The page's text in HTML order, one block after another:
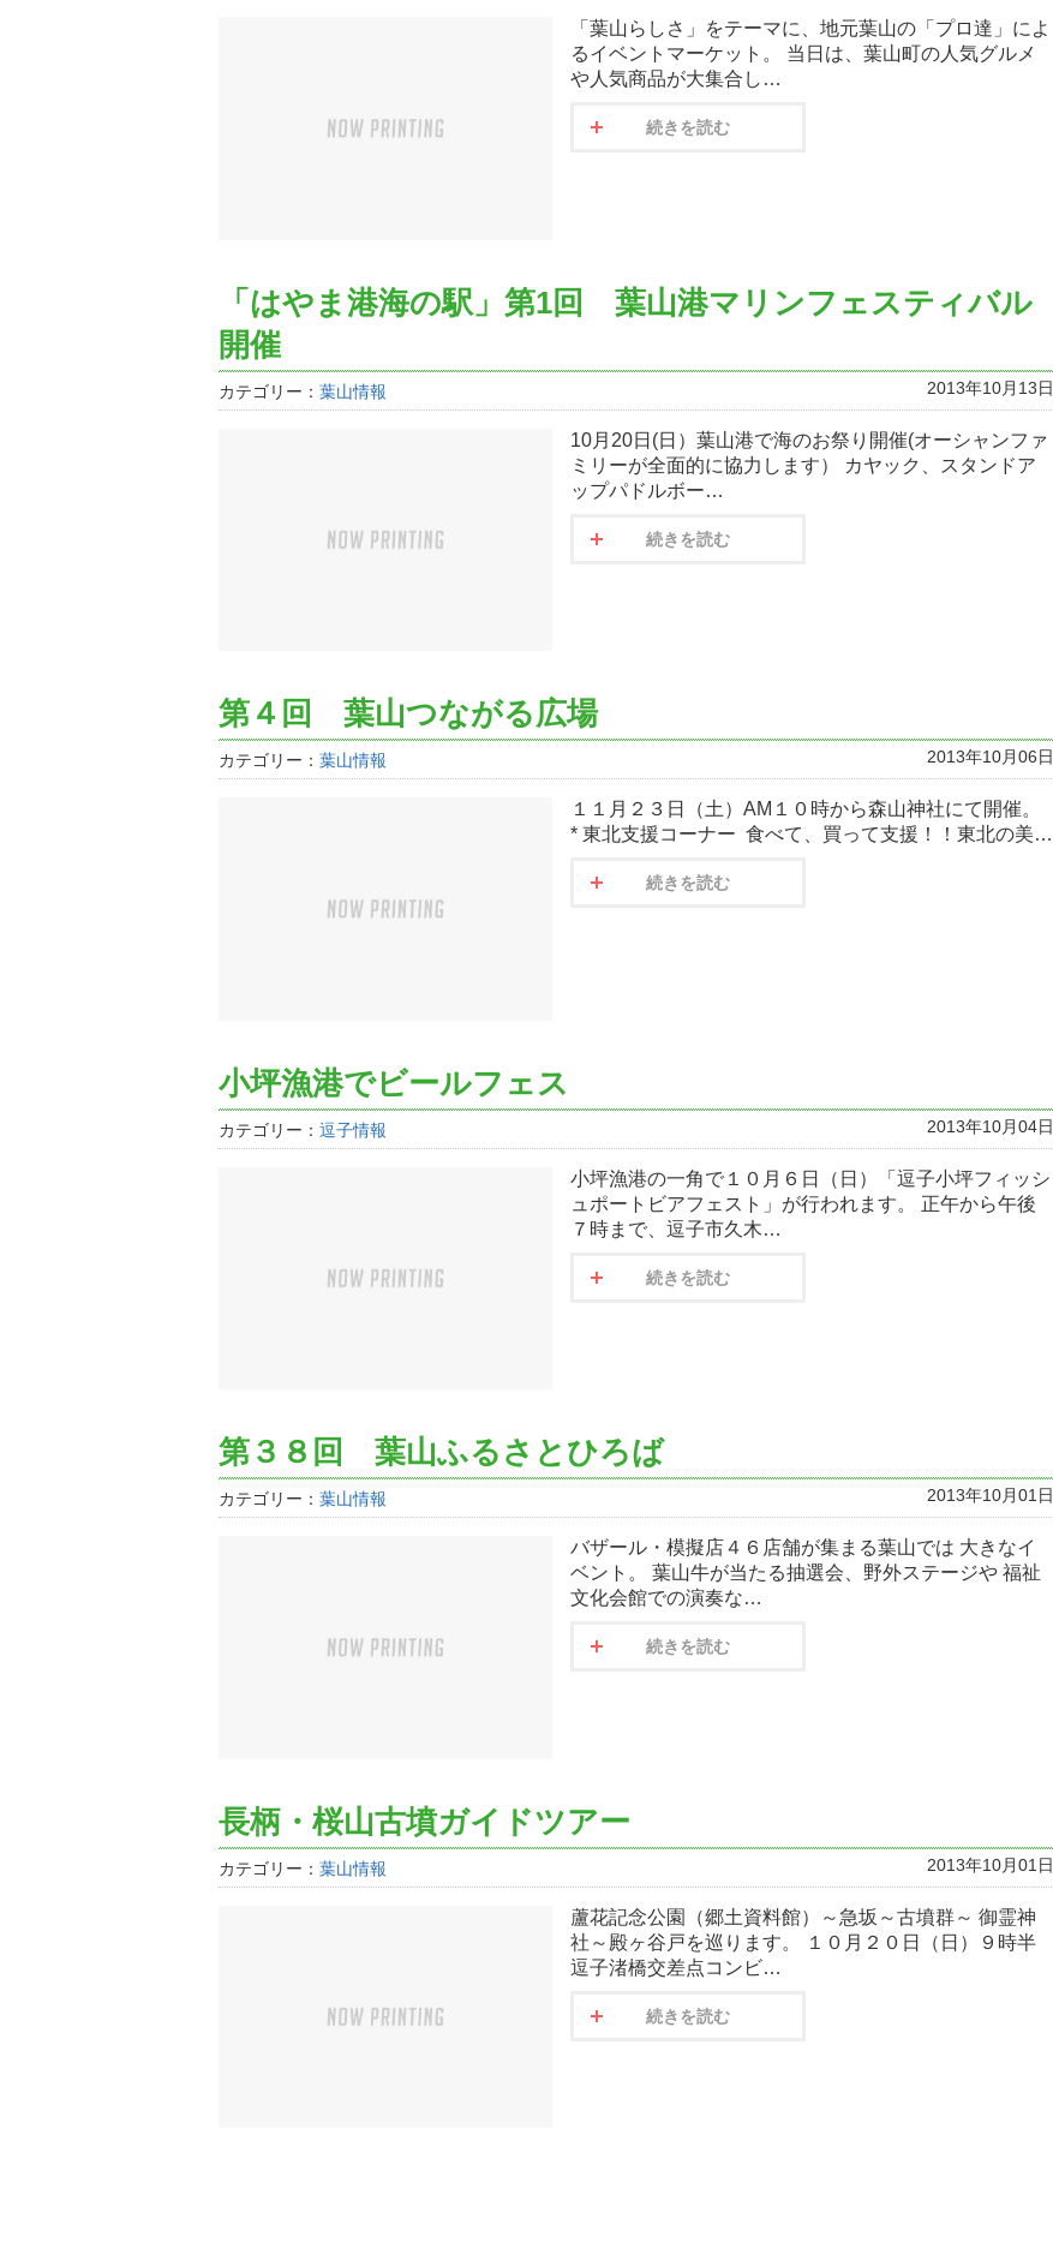
「葉山らしさ」をテーマに、地元葉山の「プロ達」によ
るイベントマーケット。 当日は、葉山町の人気グルメ
や人気商品が大集合し…
続きを読む
「はやま港海の駅」第1回 葉山港マリンフェスティバル
開催
カテゴリー： 葉山情報 2013年10月13日
10月20日(日）葉山港で海のお祭り開催(オーシャンファ
ミリーが全面的に協力します） カヤック、スタンドア
ップパドルボー…
続きを読む
第４回 葉山つながる広場
カテゴリー： 葉山情報 2013年10月06日
１１月２３日（土）AM１０時から森山神社にて開催。
* 東北支援コーナー 食べて、買って支援！！東北の美…
続きを読む
小坪漁港でビールフェス
カテゴリー： 逗子情報 2013年10月04日
小坪漁港の一角で１０月６日（日）「逗子小坪フィッシ
ュポートビアフェスト」が行われます。 正午から午後
７時まで、逗子市久木…
続きを読む
第３８回 葉山ふるさとひろば
カテゴリー： 葉山情報 2013年10月01日
バザール・模擬店４６店舗が集まる葉山では 大きなイ
ベント。 葉山牛が当たる抽選会、野外ステージや 福祉
文化会館での演奏な…
続きを読む
長柄・桜山古墳ガイドツアー
カテゴリー： 葉山情報 2013年10月01日
蘆花記念公園（郷土資料館）～急坂～古墳群～ 御霊神
社～殿ヶ谷戸を巡ります。 １０月２０日（日）９時半
逗子渚橋交差点コンビ…
続きを読む